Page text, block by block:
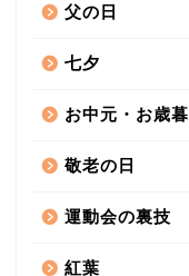
父の日
七夕
お中元・お歳暮
敬老の日
運動会の裏技
紅葉